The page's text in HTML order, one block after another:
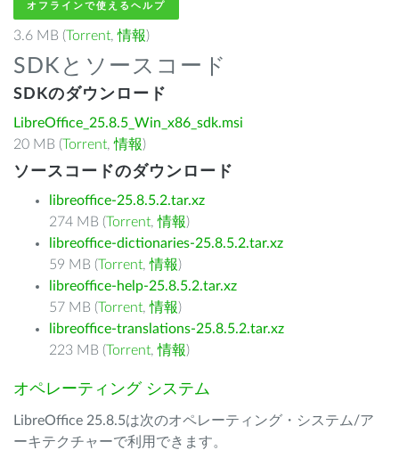
オフラインで使えるヘルプ
3.6 MB (Torrent,情報)
SDKとソースコード
SDKのダウンロード
LibreOffice_25.8.5_Win_x86_sdk.msi
20 MB (Torrent,情報)
ソースコードのダウンロード
libreoffice-25.8.5.2.tar.xz
274 MB (Torrent,情報)
libreoffice-dictionaries-25.8.5.2.tar.xz
59 MB (Torrent,情報)
libreoffice-help-25.8.5.2.tar.xz
57 MB (Torrent,情報)
libreoffice-translations-25.8.5.2.tar.xz
223 MB (Torrent,情報)
オペレーティング システム
LibreOffice 25.8.5は次のオペレーティング・システム/ア
ーキテクチャーで利用できます。